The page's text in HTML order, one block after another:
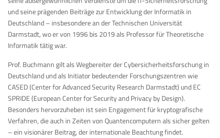
und seine prägenden Beiträge zur Entwicklung der Informatik in
Deutschland – insbesondere an der Technischen Universität
Darmstadt, wo er von 1996 bis 2019 als Professor für Theoretische
Informatik tätig war.
Prof. Buchmann gilt als Wegbereiter der Cybersicherheitsforschung in
Deutschland und als Initiator bedeutender Forschungszentren wie
CASED (Center for Advanced Security Research Darmstadt) und EC
SPRIDE (European Center for Security and Privacy by Design).
Besonders hervorzuheben ist sein Engagement für kryptografische
Verfahren, die auch in Zeiten von Quantencomputern als sicher gelten
– ein visionärer Beitrag, der internationale Beachtung findet.